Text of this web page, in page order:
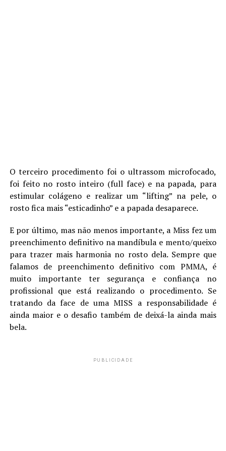
O terceiro procedimento foi o ultrassom microfocado,
foi feito no rosto inteiro (full face) e na papada, para
estimular colágeno e realizar um “lifting” na pele, o
rosto fica mais “esticadinho” e a papada desaparece.
E por último, mas não menos importante, a Miss fez um
preenchimento definitivo na mandíbula e mento/queixo
para trazer mais harmonia no rosto dela. Sempre que
falamos de preenchimento definitivo com PMMA, é
muito importante ter segurança e confiança no
profissional que está realizando o procedimento. Se
tratando da face de uma MISS a responsabilidade é
ainda maior e o desafio também de deixá-la ainda mais
bela.
PUBLICIDADE